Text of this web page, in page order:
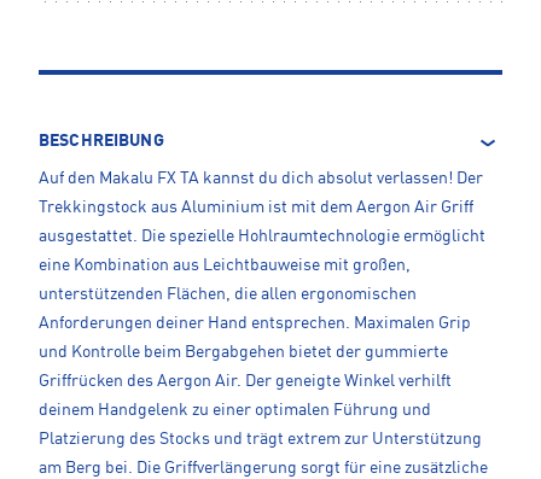
BESCHREIBUNG
Auf den Makalu FX TA kannst du dich absolut verlassen! Der
Trekkingstock aus Aluminium ist mit dem Aergon Air Griff
ausgestattet. Die spezielle Hohlraumtechnologie ermöglicht
eine Kombination aus Leichtbauweise mit großen,
unterstützenden Flächen, die allen ergonomischen
Anforderungen deiner Hand entsprechen. Maximalen Grip
und Kontrolle beim Bergabgehen bietet der gummierte
Griffrücken des Aergon Air. Der geneigte Winkel verhilft
deinem Handgelenk zu einer optimalen Führung und
Platzierung des Stocks und trägt extrem zur Unterstützung
am Berg bei. Die Griffverlängerung sorgt für eine zusätzliche